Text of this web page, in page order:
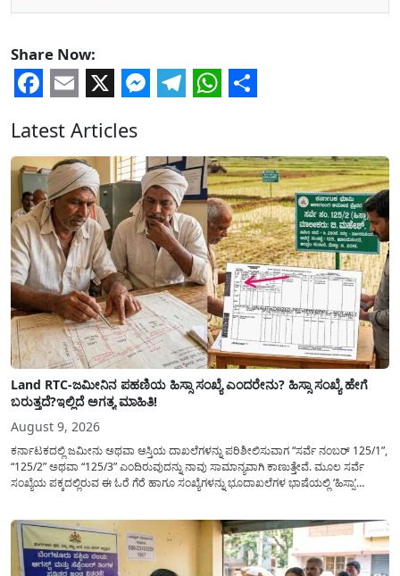
Share Now:
Facebook
Email
X Messenger
Telegram
WhatsApp
Share
Latest Articles
Land RTC-ಜಮೀನಿನ ಪಹಣಿಯ ಹಿಸ್ಸಾ ಸಂಖ್ಯೆ ಎಂದರೇನು? ಹಿಸ್ಸಾ ಸಂಖ್ಯೆ ಹೇಗೆ
ಬರುತ್ತದೆ?ಇಲ್ಲಿದೆ ಅಗತ್ಯ ಮಾಹಿತಿ!
August 9, 2026
ಕರ್ನಾಟಕದಲ್ಲಿ ಜಮೀನು ಅಥವಾ ಆಸ್ತಿಯ ದಾಖಲೆಗಳನ್ನು ಪರಿಶೀಲಿಸುವಾಗ “ಸರ್ವೆ ನಂಬರ್ 125/1”,
“125/2” ಅಥವಾ “125/3” ಎಂದಿರುವುದನ್ನು ನಾವು ಸಾಮಾನ್ಯ​ವಾಗಿ ಕಾಣುತ್ತೇವೆ. ಮೂಲ ಸರ್ವೆ
ಸಂಖ್ಯೆಯ ಪಕ್ಕದಲ್ಲಿರುವ ಈ ಓರೆ ಗೆರೆ ಹಾಗೂ ಸಂಖ್ಯೆಗಳನ್ನು ಭೂದಾಖಲೆಗಳ ಭಾಷೆಯಲ್ಲಿ ‘ಹಿಸ್ಸಾ’